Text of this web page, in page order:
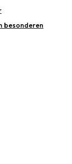
besonderen